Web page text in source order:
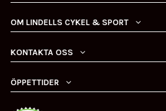
OM LINDELLS CYKEL & SPORT
KONTAKTA OSS
ÖPPETTIDER